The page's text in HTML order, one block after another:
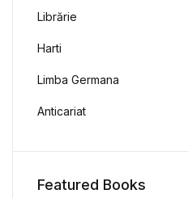
Librărie
Harti
Limba Germana
Anticariat
Featured Books